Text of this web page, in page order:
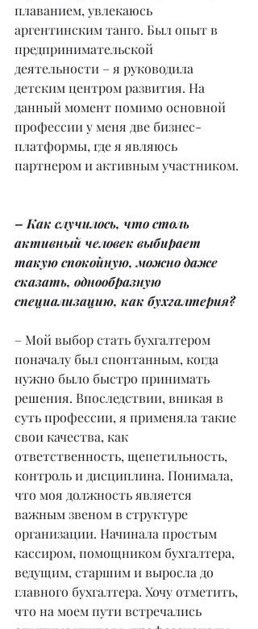
плаванием, увлекаюсь
аргентинским танго. Был опыт в
предпринимательской
деятельности – я руководила
детским центром развития. На
данный момент помимо основной
профессии у меня две бизнес-
платформы, где я являюсь
партнером и активным участником.
– Как случилось, что столь
активный человек выбирает
такую спокойную, можно даже
сказать, однообразную
специализацию, как бухгалтерия?
– Мой выбор стать бухгалтером
поначалу был спонтанным, когда
нужно было быстро принимать
решения. Впоследствии, вникая в
суть профессии, я применяла такие
свои качества, как
ответственность, щепетильность,
контроль и дисциплина. Понимала,
что моя должность является
важным звеном в структуре
организации. Начинала простым
кассиром, помощником бухгалтера,
ведущим, старшим и выросла до
главного бухгалтера. Хочу отметить,
что на моем пути встречались